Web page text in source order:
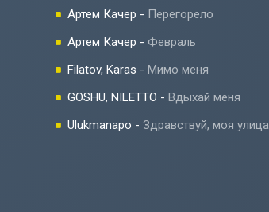
Артем Качер - Перегорело
Артем Качер - Февраль
Filatov, Karas - Мимо меня
GOSHU, NILETTO - Вдыхай меня
Ulukmanapo - Здравствуй, моя улица